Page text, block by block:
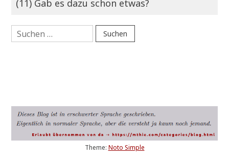
(11) Gab es dazu schon etwas?
Suchen
nach:
Theme: Noto Simple